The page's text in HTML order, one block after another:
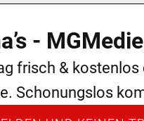
-
frisch &
Schonungslos